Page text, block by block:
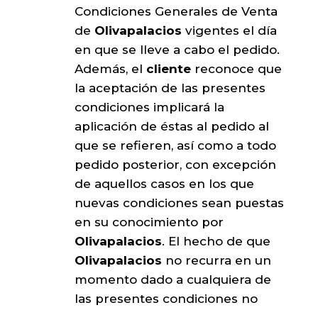
Condiciones Generales de Venta
de Olivapalacios vigentes el día
en que se lleve a cabo el pedido.
Además, el clientereconoce que
la aceptación de las presentes
condiciones implicará la
aplicación de éstas al pedido al
que se refieren, así como a todo
pedido posterior, con excepción
de aquellos casos en los que
nuevas condiciones sean puestas
en su conocimiento por
Olivapalacios. El hecho de que
Olivapalacios no recurra en un
momento dado a cualquiera de
las presentes condiciones no